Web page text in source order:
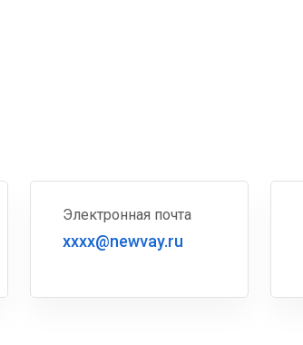
Электронная почта
xxxx@newvay.ru